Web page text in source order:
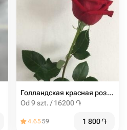
Голландская красная роза 60 см
Od 9 szt. / 16200 ֏
4.6559 1 800֏